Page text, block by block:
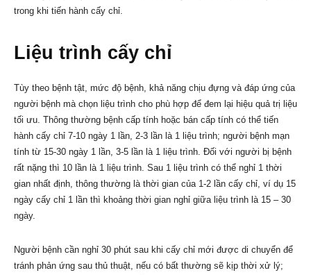
trong khi tiến hành cấy chỉ.
Liệu trình cấy chỉ
Tùy theo bệnh tật, mức độ bệnh, khả năng chịu đựng và đáp ứng của
người bệnh mà chọn liệu trình cho phù hợp để đem lại hiệu quả trị liệu
tối ưu. Thông thường bệnh cấp tính hoặc bán cấp tính có thể tiến
hành cấy chỉ 7-10 ngày 1 lần, 2-3 lần là 1 liệu trình; người bệnh mạn
tính từ 15-30 ngày 1 lần, 3-5 lần là 1 liệu trình. Đối với người bị bệnh
rất nặng thì 10 lần là 1 liệu trình. Sau 1 liệu trình có thể nghỉ 1 thời
gian nhất định, thông thường là thời gian của 1-2 lần cấy chỉ, ví dụ 15
ngày cấy chỉ 1 lần thì khoảng thời gian nghỉ giữa liệu trình là 15 – 30
ngày.
Người bệnh cần nghỉ 30 phút sau khi cấy chỉ mới được di chuyển để
tránh phản ứng sau thủ thuật, nếu có bất thường sẽ kịp thời xử lý;